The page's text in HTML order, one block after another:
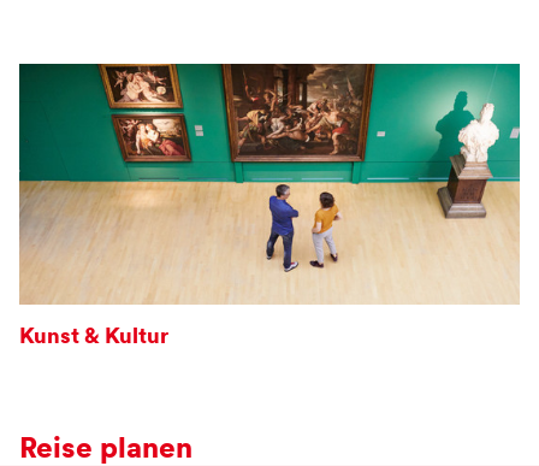
Kunst & Kultur
Reise planen